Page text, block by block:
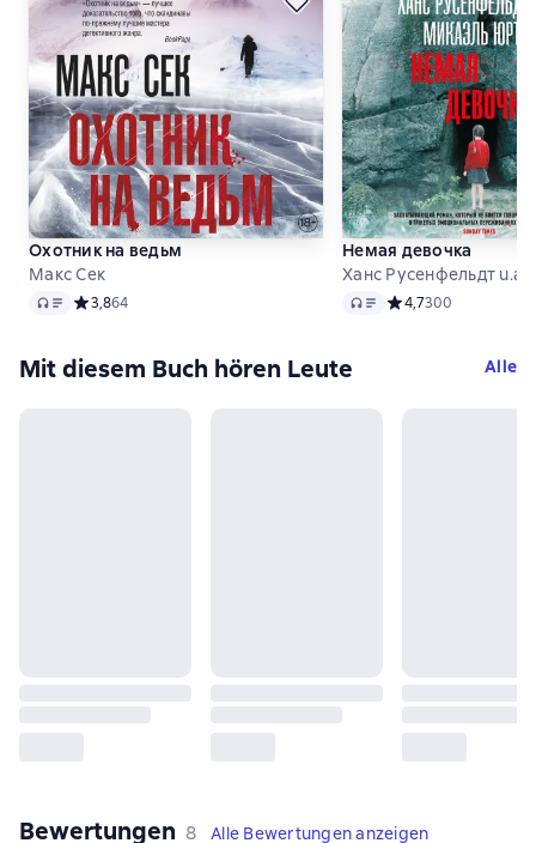
Охотник на ведьм
Макс Сек
Audio Средний рейтинг 3,8 на основе 64 оценок
3,864
Немая девочка
Ханс Русенфельдт u.a.
Audio Средний рейтинг
4,7300
Mit diesem Buch hören Leute Alle
Bewertungen 8 Bewertungen
8 Alle Bewertungen anzeigen